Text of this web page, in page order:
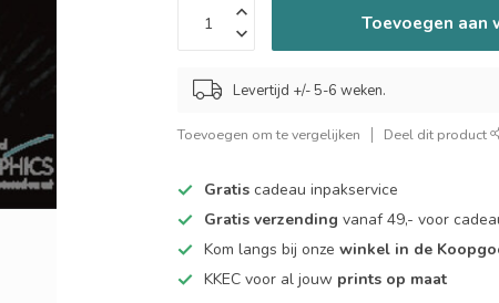
Toevoegen aan
Levertijd +/- 5-6 weken.
Toevoegen om te vergelijken Deel dit product
Gratis cadeau inpakservice
Gratis verzending vanaf 49,- voor
Kom langs bij onzewinkel in de
KKEC voor al jouw prints op maat